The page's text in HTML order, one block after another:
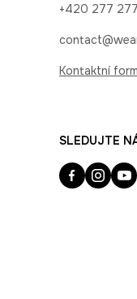
+420 277
Kontaktní
SLEDUJTE